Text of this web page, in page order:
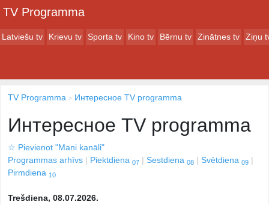
TV Programma
Latviešu tv Krievu tv Sporta tv Kino tv Bērnu tv Zinātnes tv Ziņu
TV Programma Интересное TV programma
Интересное TV programma
☆ Pievienot "Mani kanāli"
Programmas arhīvs
Piektdiena 07 Sestdiena 08 Svētdiena 09
Pirmdiena 10
Trešdiena, 08.07.2026.